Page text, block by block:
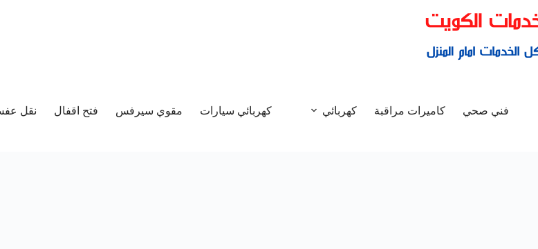
فني صحي كاميرات مراقبة كهربائي كهربائي سيارات مقوي سيرفس فتح اقفال نقل